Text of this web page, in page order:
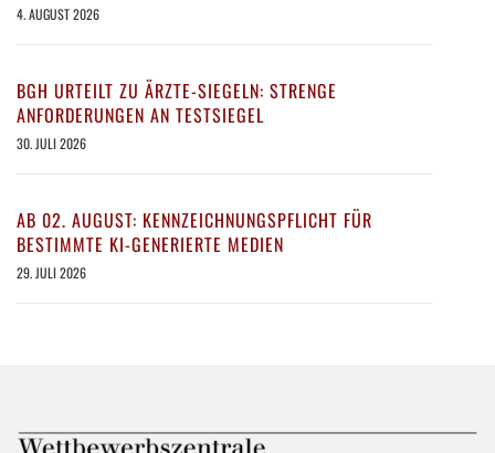
4. AUGUST 2026
BGH URTEILT ZU ÄRZTE-SIEGELN: STRENGE
ANFORDERUNGEN AN TESTSIEGEL
30. JULI 2026
AB 02. AUGUST: KENNZEICHNUNGSPFLICHT FÜR
BESTIMMTE KI-GENERIERTE MEDIEN
29. JULI 2026